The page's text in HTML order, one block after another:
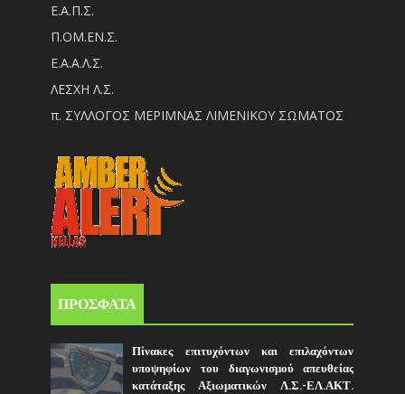
Ε.Α.Π.Σ.
Π.ΟM.EN.Σ.
Ε.Α.Α.Λ.Σ.
ΛΕΣΧΗ Λ.Σ.
π. ΣΥΛΛΟΓΟΣ ΜΕΡΙΜΝΑΣ ΛΙΜΕΝΙΚΟΥ ΣΩΜΑΤΟΣ
ΠΡΟΣΦΑΤΑ
Πίνακες επιτυχόντων και επιλαχόντων
υποψηφίων του διαγωνισμού απευθείας
κατάταξης Αξιωματικών Λ.Σ.-ΕΛ.ΑΚΤ.